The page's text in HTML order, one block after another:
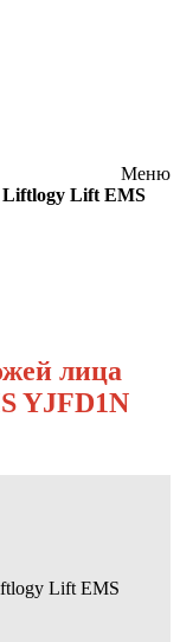
Меню
Liftlogy Lift EMS
лица
YJFD1N
Lift EMS